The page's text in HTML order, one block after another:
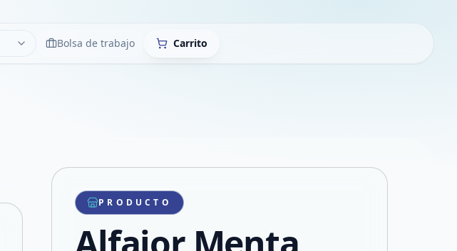
LimpiarBolsa de trabajo Carrito
Compartir producto
Compartir por WhatsApp
Compartir por mail
Compartir en Facebook
PRODUCTO